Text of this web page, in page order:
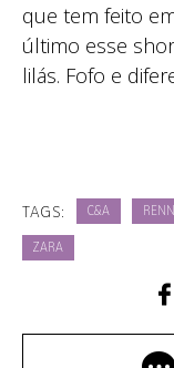
que tem feito
último esse
lilás. Fofo e
TAGS: C&A
ZARA